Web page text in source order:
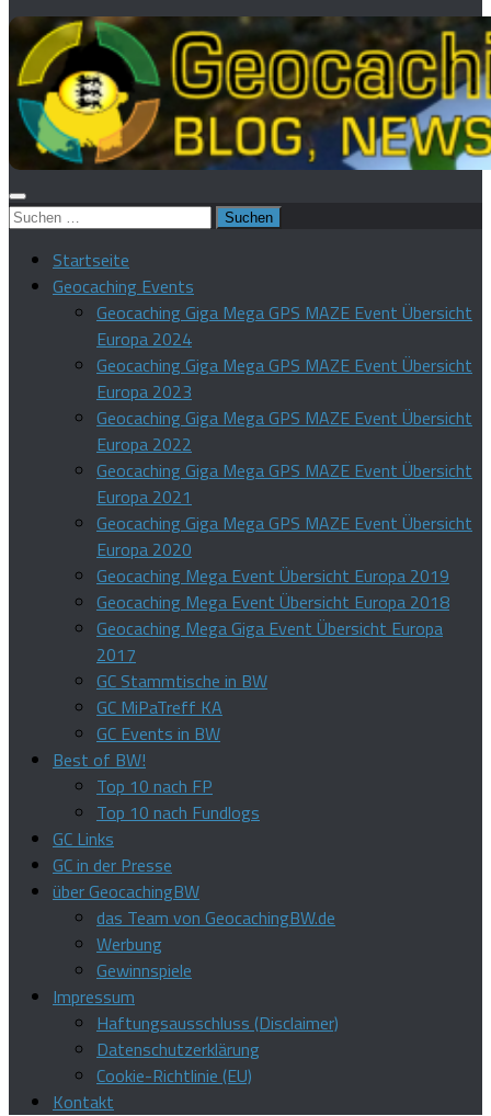
Suchen
Startseite
Geocaching Events
Geocaching Giga Mega GPS MAZE Event Übersicht
Europa 2024
Geocaching Giga Mega GPS MAZE Event Übersicht
Europa 2023
Geocaching Giga Mega GPS MAZE Event Übersicht
Europa 2022
Geocaching Giga Mega GPS MAZE Event Übersicht
Europa 2021
Geocaching Giga Mega GPS MAZE Event Übersicht
Europa 2020
Geocaching Mega Event Übersicht Europa 2019
Geocaching Mega Event Übersicht Europa 2018
Geocaching Mega Giga Event Übersicht Europa
2017
GC Stammtische in BW
GC MiPaTreff KA
GC Events in BW
Best of BW!
Top 10 nach FP
Top 10 nach Fundlogs
GC Links
GC in der Presse
über GeocachingBW
das Team von GeocachingBW.de
Werbung
Gewinnspiele
Impressum
Haftungsausschluss (Disclaimer)
Datenschutzerklärung
Cookie-Richtlinie (EU)
Kontakt